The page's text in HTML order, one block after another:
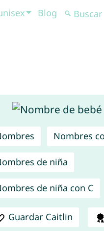
Blog
Nombres
de niña
de niña con C
Guardar Caitlin